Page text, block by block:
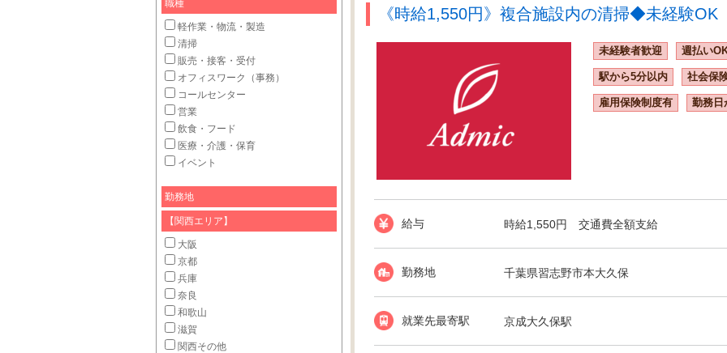
《時給1,550円》複合施設内の清掃◆未経験OK
未経験者歓迎 週払い
駅から5分以内 社会保
雇用保険制度有 勤務日
給与 時給1,550円 交通費全額支給
勤務地 千葉県習志野市本大久保
就業先最寄駅 京成大久保駅
職種
軽作業・物流・製造
清掃
販売・接客・受付
オフィスワーク（事務）
コールセンター
営業
飲食・フード
医療・介護・保育
イベント
勤務地
【関西エリア】
大阪
京都
兵庫
奈良
和歌山
滋賀
関西その他